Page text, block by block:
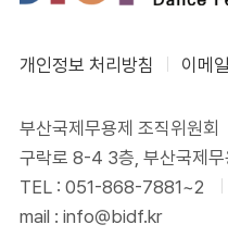
개인정보 처리방침 이메
부산국제무용제 조직위원회
구락로 8-4 3층, 부산국제무
TEL : 051-868-7881~2
mail : info@bidf.kr